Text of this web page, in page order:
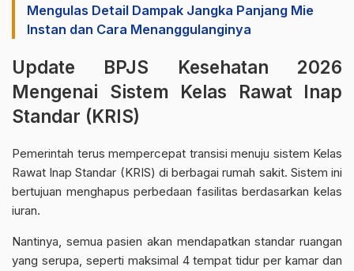
Mengulas Detail Dampak Jangka Panjang Mie
Instan dan Cara Menanggulanginya
Update BPJS Kesehatan 2026
Mengenai Sistem Kelas Rawat Inap
Standar (KRIS)
Pemerintah terus mempercepat transisi menuju sistem Kelas
Rawat Inap Standar (KRIS) di berbagai rumah sakit. Sistem ini
bertujuan menghapus perbedaan fasilitas berdasarkan kelas
iuran.
Nantinya, semua pasien akan mendapatkan standar ruangan
yang serupa, seperti maksimal 4 tempat tidur per kamar dan